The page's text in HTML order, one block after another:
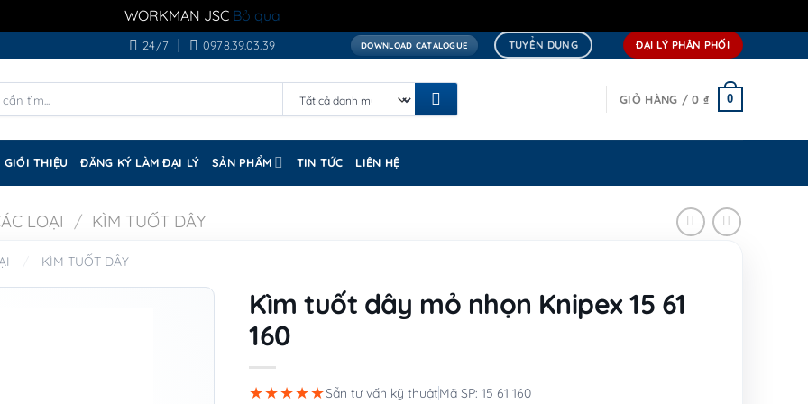
WORKMAN JSC Bỏ qua
24/7 0978.39.03.39 DOWNLOAD CATALOGUE TUYỂN DỤNG ĐẠI LÝ PHÂN PHỐI
GIỎ HÀNG /0 ₫ 0
GIỚI THIỆU ĐĂNG KÝ LÀM ĐẠI LÝ SẢN PHẨM TIN TỨC LIÊN HỆ
LOẠI / KÌM TUỐT DÂY
KÌM TUỐT DÂY
Kìm tuốt dây mỏ nhọn Knipex 15 61
160
★★★★★Sẵn tư vấn kỹ thuậtMã SP: 15 61 160